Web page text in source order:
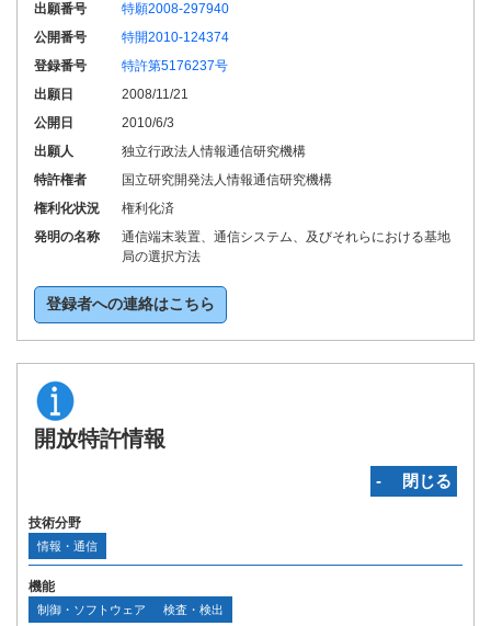
出願番号
特願2008-297940
公開番号
特開2010-124374
登録番号
特許第5176237号
出願日
2008/11/21
公開日
2010/6/3
出願人
独立行政法人情報通信研究機構
特許権者
国立研究開発法人情報通信研究機構
権利化状況
権利化済
発明の名称
通信端末装置、通信システム、及びそれらにおける基地
局の選択方法
登録者への連絡はこちら
開放特許情報
‐ 閉じる
技術分野
情報・通信
機能
制御・ソフトウェア 検査・検出